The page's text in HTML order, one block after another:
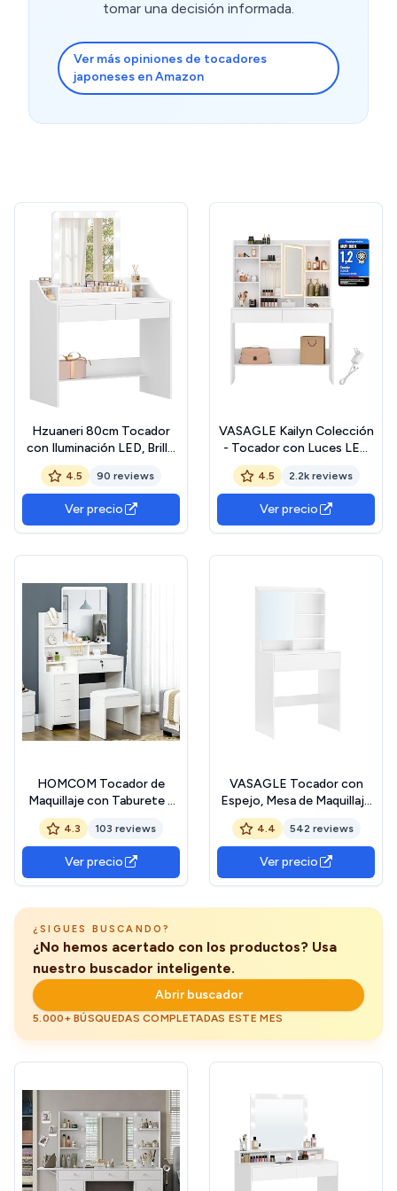
tomar una decisión informada.
Ver más opiniones de tocadores
japoneses en Amazon
Hzuaneri 80cm Tocador
con Iluminación LED, Brillo
Ajustable, Mesa de
Maquillaje con Espejo,
Tocador con 2 Cajones y 2
Compartimentos Abiertos,
Moderno, Blanco
4.5 90 reviews
Ver precio
VASAGLE Kailyn Colección
- Tocador con Luces LED
de 3 Colores con Brillo
Ajustable, Mesa de
Maquillaje con Espejo,
Estantes Ajustables, 2
Cajones, Estilo Moderno,
4.5 2.2k reviews
Ver precio
HOMCOM Tocador de
Maquillaje con Taburete y
Espejo Mesa de Maquillaje
con 4 Cajones 4
Compartimientos de
Almacenamiento Estilo
Moderno 80x38x143 cm
4.3 103 reviews
Ver precio
VASAGLE Tocador con
Espejo, Mesa de Maquillaje
con Armario y cajón con
Espejo, Estantes
Ajustables, Estilo Moderno,
70 x 40 x 136 cm, Blanco
RDT118W01
4.4 542 reviews
Ver precio
¿SIGUES BUSCANDO?
¿No hemos acertado con los productos? Usa
nuestro buscador inteligente.
Abrir buscador
5.000+ BÚSQUEDAS COMPLETADAS ESTE MES